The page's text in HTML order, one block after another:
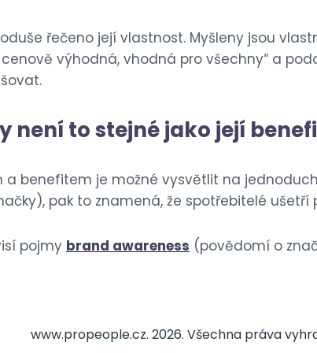
řečeno její vlastnost. Myšleny jsou
výhodná, vhodná pro všechny“ a
není to stejné jako její
a benefitem je možné vysvětlit na
pak to znamená, že spotřebitelé ušetří
pojmy brand awareness (povědomí o
www.propeople.cz. 2026. Všechna práva